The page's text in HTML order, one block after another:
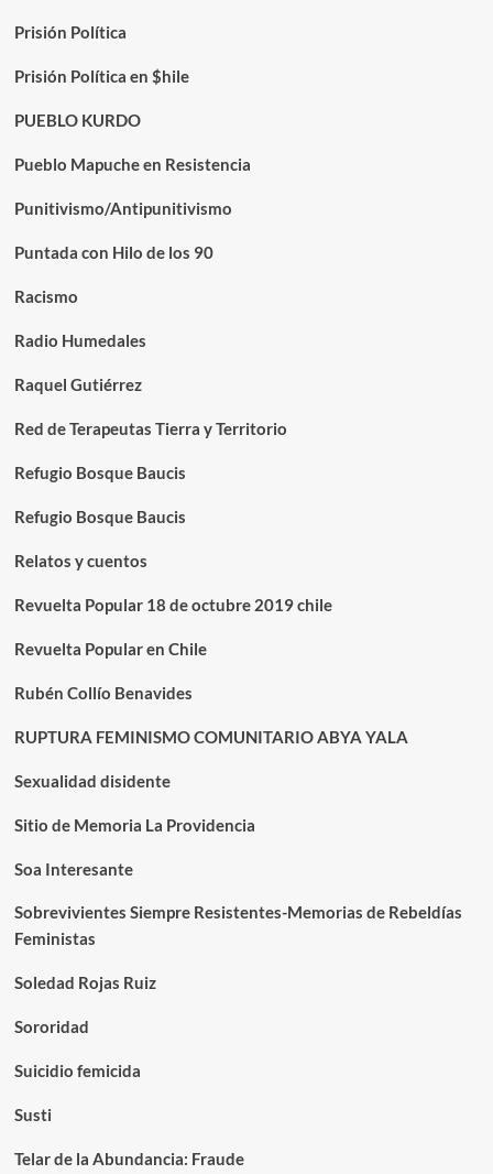
Prisión Política
Prisión Política en $hile
PUEBLO KURDO
Pueblo Mapuche en Resistencia
Punitivismo/Antipunitivismo
Puntada con Hilo de los 90
Racismo
Radio Humedales
Raquel Gutiérrez
Red de Terapeutas Tierra y Territorio
Refugio Bosque Baucis
Refugio Bosque Baucis
Relatos y cuentos
Revuelta Popular 18 de octubre 2019 chile
Revuelta Popular en Chile
Rubén Collío Benavides
RUPTURA FEMINISMO COMUNITARIO ABYA YALA
Sexualidad disidente
Sitio de Memoria La Providencia
Soa Interesante
Sobrevivientes Siempre Resistentes-Memorias de Rebeldías
Feministas
Soledad Rojas Ruiz
Sororidad
Suicidio femicida
Susti
Telar de la Abundancia: Fraude